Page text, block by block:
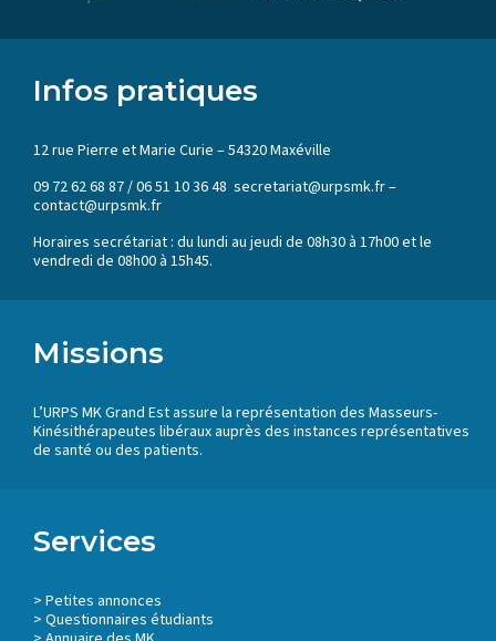
Infos pratiques
12 rue Pierre et Marie Curie – 54320 Maxéville
09 72 62 68 87 / 06 51 10 36 48 secretariat@urpsmk.fr –
contact@urpsmk.fr
Horaires secrétariat : du lundi au jeudi de 08h30 à 17h00 et le
vendredi de 08h00 à 15h45.
Missions
L’URPS MK Grand Est assure la représentation des Masseurs-
Kinésithérapeutes libéraux auprès des instances représentatives
de santé ou des patients.
Services
> Petites annonces
> Questionnaires étudiants